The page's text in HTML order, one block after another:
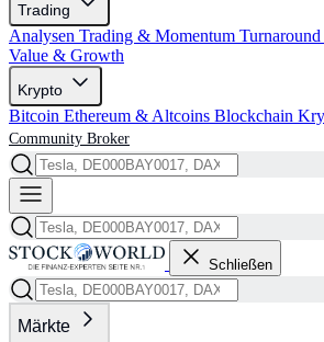
Trading
Analysen Trading & Momentum Turnaround
Value & Growth
Krypto
Bitcoin Ethereum & Altcoins Blockchain
Community Broker
Schließen
Märkte